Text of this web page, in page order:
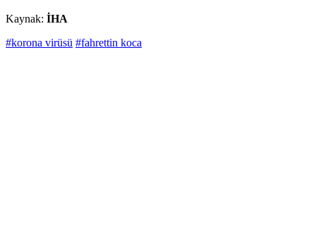
Kaynak: İHA
#korona virüsü #fahrettin koca